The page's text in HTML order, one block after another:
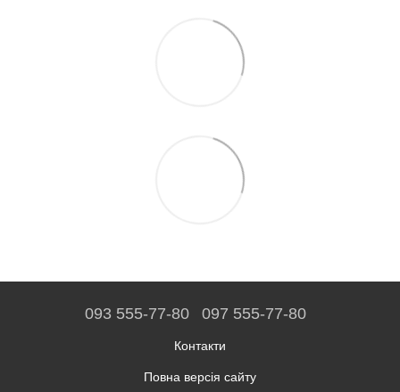
093 555-77-80 097 555-77-80
Контакти
Повна версія сайту